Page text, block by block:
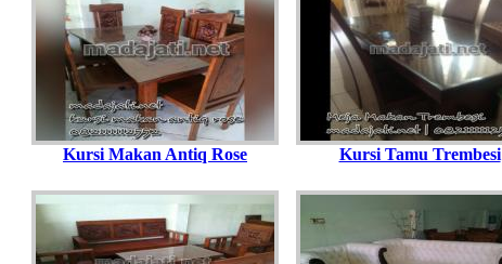
Kursi Makan Antiq Rose Kursi Tamu Trembesi